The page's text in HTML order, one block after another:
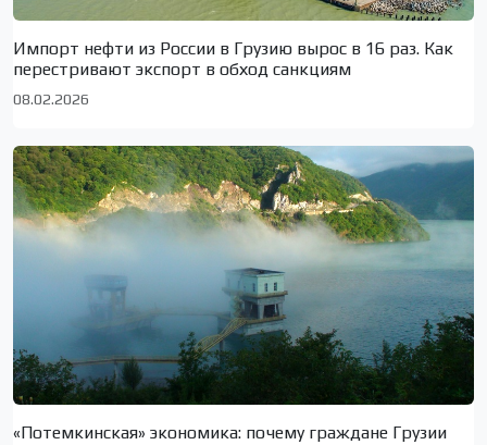
Импорт нефти из России в Грузию вырос в 16 раз. Как
перестривают экспорт в обход санкциям
08.02.2026
«Потемкинская» экономика: почему граждане Грузии